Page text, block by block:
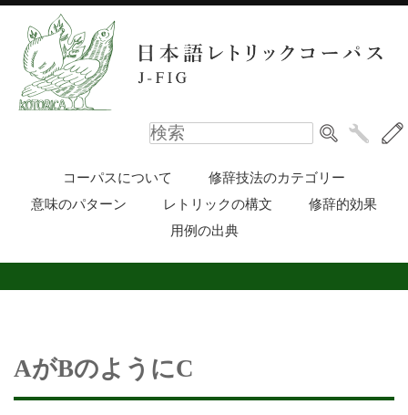
コーパスについて
修辞技法のカテゴリー
意味のパターン
レトリックの構文
修辞的効果
用例の出典
AがBのようにC